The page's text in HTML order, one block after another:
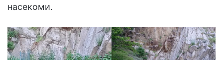
насекоми.